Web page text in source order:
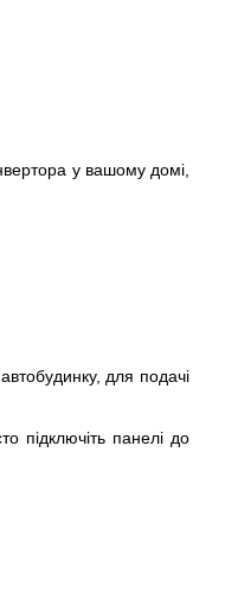
у вашому домі,
для подачі
підключіть панелі до